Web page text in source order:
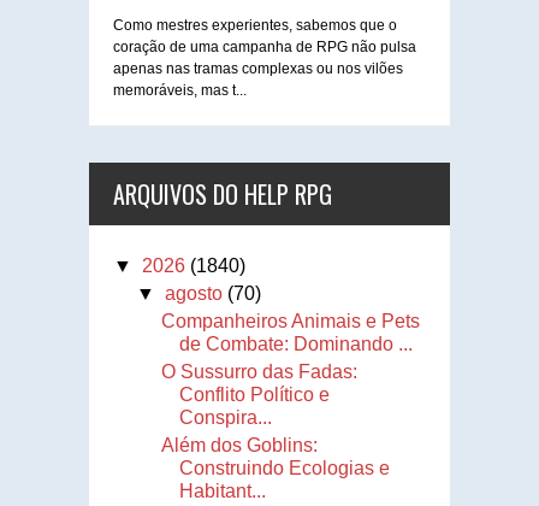
Como mestres experientes, sabemos que o
coração de uma campanha de RPG não pulsa
apenas nas tramas complexas ou nos vilões
memoráveis, mas t...
ARQUIVOS DO HELP RPG
▼ 2026 (1840)
▼agosto (70)
Companheiros Animais e Pets
de Combate: Dominando ...
O Sussurro das Fadas:
Conflito Político e
Conspira...
Além dos Goblins:
Construindo Ecologias e
Habitant...